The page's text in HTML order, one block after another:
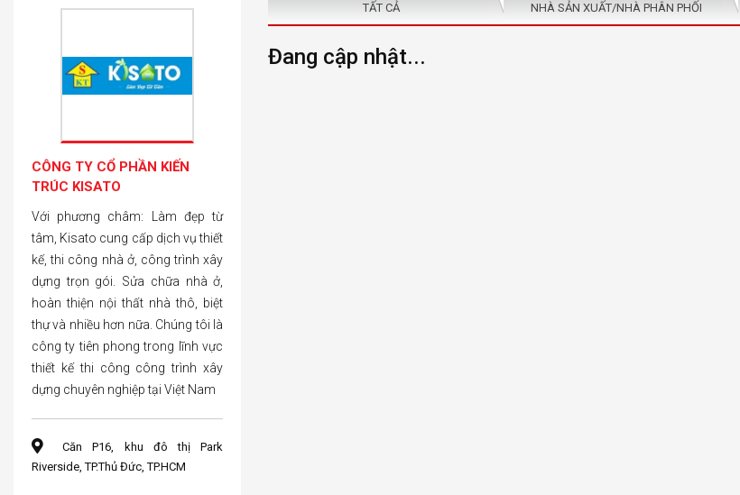
TẤT CẢ NHÀ SẢN XUẤT/NHÀ PHÂN PHỐI
Đang cập nhật...
CÔNG TY CỔ PHẦN KIẾN
TRÚC KISATO
Với phương châm: Làm đẹp từ
tâm, Kisato cung cấp dịch vụ thiết
kế, thi công nhà ở, công trình xây
dựng trọn gói. Sửa chữa nhà ở,
hoàn thiện nội thất nhà thô, biệt
thự và nhiều hơn nữa. Chúng tôi là
công ty tiên phong trong lĩnh vực
thiết kế thi công công trình xây
dựng chuyên nghiệp tại Việt Nam
Căn P16, khu đô thị Park
Riverside, TP.Thủ Đức, TP.HCM